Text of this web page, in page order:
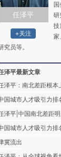
任泽平
+关注
研
家
究员等。
泽平最新文章
泽平：南北差距根本
国城市人才吸引力排
泽平|中国南北差距
国城市人才吸引力排
冀流出